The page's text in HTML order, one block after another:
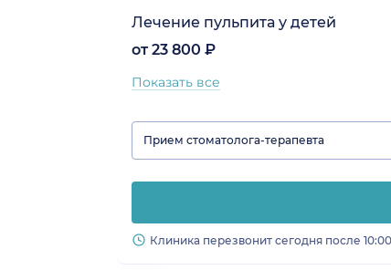
Лечение пульпита у детей
от 23 800 ₽
Показать все
Прием стоматолога-терапевта
Клиника перезвонит сегодня после 10:00